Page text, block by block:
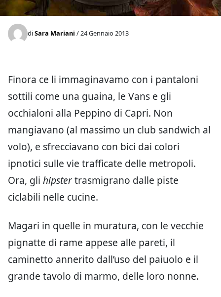
diSara Mariani / 24 Gennaio 2013
Finora ce li immaginavamo con i pantaloni
sottili come una guaina, le Vans e gli
occhialoni alla Peppino di Capri. Non
mangiavano (al massimo un club sandwich al
volo), e sfrecciavano con bici dai colori
ipnotici sulle vie trafficate delle metropoli.
Ora, gli hipstertrasmigrano dalle piste
ciclabili nelle cucine.
Magari in quelle in muratura, con le vecchie
pignatte di rame appese alle pareti, il
caminetto annerito dall’uso del paiuolo e il
grande tavolo di marmo, delle loro nonne.